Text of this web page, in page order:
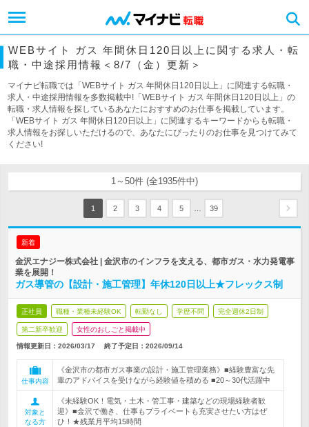
WEBサイト ガス 年間休日120日以上に関する求人・転
職・中途採用情報＜8/7（金）更新＞
マイナビ転職では「WEBサイト ガス 年間休日120日以上」に関連する転職・
求人・中途採用情報を多数掲載中!「WEBサイト ガス 年間休日120日以上」の
転職・求人情報を探しているあなたにおすすめのお仕事を掲載しています。
「WEBサイト ガス 年間休日120日以上」に関連するキーワードからも転職・
求人情報をお探しいただけるので、あなたにぴったりのお仕事を見つけてみて
ください!
1～50件 (全1935件中)
1 2 3 4 5 39
新着
金沢エナジー株式会社 | 金沢市のインフラを支える、都市ガス・水力発電事
業を展開！
ガス導管の【設計・施工管理】年休120日以上★フレックス制
正社員 職種・業種未経験OK 転勤なし 学歴不問 完全週休2日制
第二新卒歓迎 女性のおしごと掲載中
情報更新日：2026/03/17 終了予定日： 2026/09/14
仕事内容
《金沢市の都市ガス事業の設計・施工管理業務》■経験豊富な先
輩のアドバイスを受けながら経験値を積める ■20～30代活躍中
対象と
なる方
《未経験OK！電気・土木・管工事・建築などの現場経験者歓
迎》■金沢で働き、仕事もプライベートも充実させたい方はぜ
ひ！★残業月平均15時間